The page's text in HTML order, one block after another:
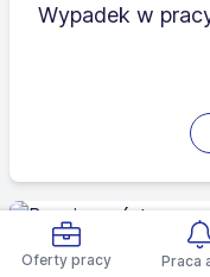
Oferty pracy Praca
Wypadek w